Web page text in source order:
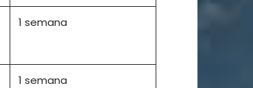
1 semana
1 semana